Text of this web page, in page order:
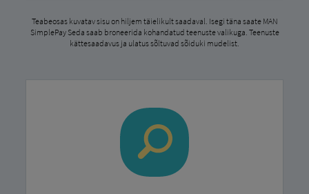
Teabeosas kuvatav sisu on hiljem täielikult saadaval. Isegi täna saate MAN
SimplePay Seda saab broneerida kohandatud teenuste valikuga. Teenuste
kättesaadavus ja ulatus sõltuvad sõiduki mudelist.